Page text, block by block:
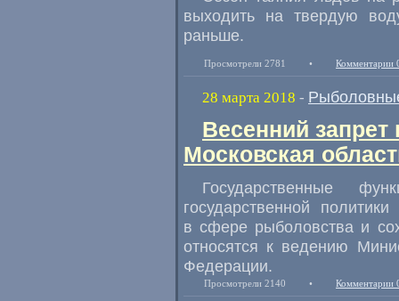
выходить на твердую
раньше.
Просмотрели 2781 • Комментарии
28 марта 2018 -
Весенний
Московская
Государственные
государственной
в сфере рыболовства и
относятся к ведению
Федерации.
Просмотрели 2140 • Комментарии